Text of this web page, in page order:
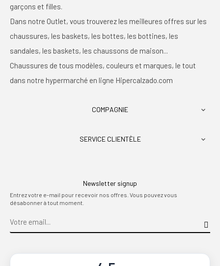
garçons et filles.
Dans notre Outlet, vous trouverez les meilleures offres sur les
chaussures, les baskets, les bottes, les bottines, les
sandales, les baskets, les chaussons de maison...
Chaussures de tous modèles, couleurs et marques, le tout
dans notre hypermarché en ligne Hipercalzado.com
COMPAGNIE 
SERVICE CLIENTÈLE 
Newsletter signup
Entrez votre e-mail pour recevoir nos offres. Vous pouvez vous
désabonner à tout moment.